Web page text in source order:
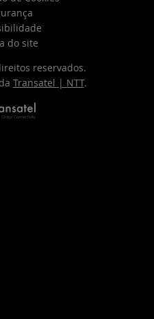
do site
reservados.
Transatel | NTT.